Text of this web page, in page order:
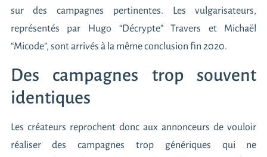
sur des campagnes pertinentes. Les vulgarisateurs,
représentés par Hugo “Décrypte” Travers et Michaël
“Micode”, sont arrivés à la même conclusion fin 2020.
Des campagnes trop souvent
identiques
Les créateurs reprochent donc aux annonceurs de vouloir
réaliser des campagnes trop génériques qui ne